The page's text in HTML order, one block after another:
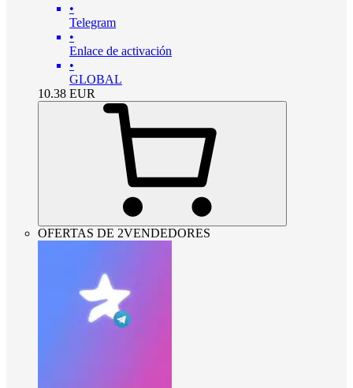
•
Telegram
•
Enlace de activación
•
GLOBAL
10.38 EUR
OFERTAS DE 2VENDEDORES